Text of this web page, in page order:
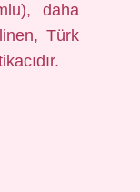
daha
Türk